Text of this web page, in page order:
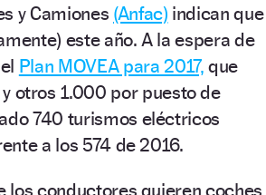
y Camiones (Anfac) indican que
este año. A la espera de
Plan MOVEA para 2017, que
otros 1.000 por puesto de
740 turismos eléctricos
a los 574 de 2016.
los conductores quieren coches